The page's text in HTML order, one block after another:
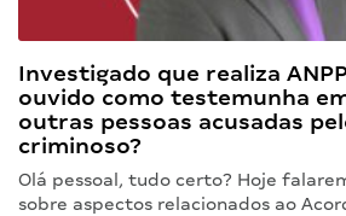
Investigado que realiza
ouvido como testemunha
outras pessoas acusadas
criminoso?
Olá pessoal, tudo certo? Hoje
sobre aspectos relacionados ao